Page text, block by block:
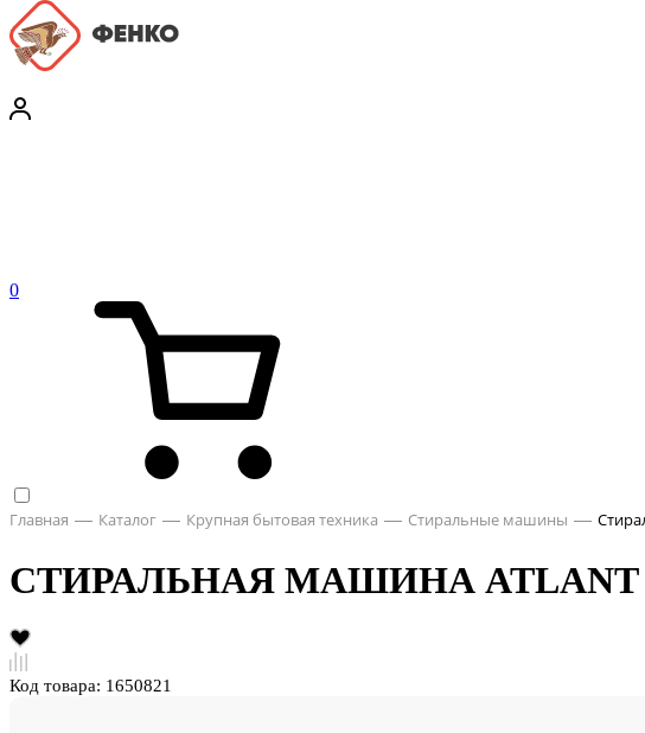
0
Главная Каталог Крупная бытовая техника Стиральные машины
СТИРАЛЬНАЯ МАШИНА ATLANT
Код товара: 1650821